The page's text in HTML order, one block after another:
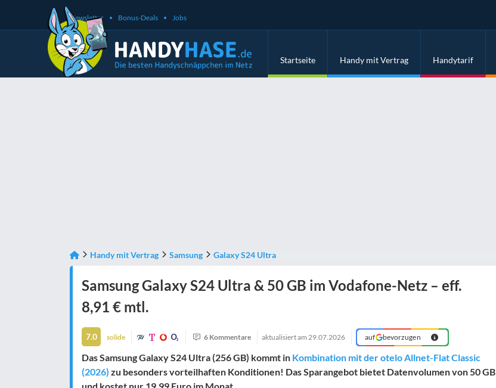
Newsletter Bonus-Deals Jobs
Startseite Handy mit Vertrag Handytarif
Handy mit Vertrag Samsung Galaxy S24 Ultra
Samsung Galaxy S24 Ultra & 50 GB im Vodafone-Netz – eff.
8,91 € mtl.
7.0 solide 6 Kommentare aktualisiert am29.07.2026 auf bevorzugen
Das Samsung Galaxy S24 Ultra (256 GB) kommt in Kombination mit der otelo Allnet-Flat Classic
(2026) zu besonders vorteilhaften Konditionen! Das Sparangebot bietet Datenvolumen von 50 GB